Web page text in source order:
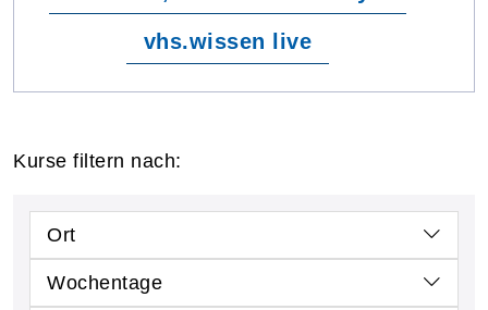
vhs.wissen live
Kurse filtern nach:
Ort
Wochentage